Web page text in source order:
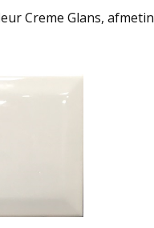
Creme Glans,